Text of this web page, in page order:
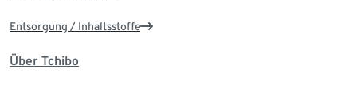
Entsorgung / Inhaltsstoffe
Über Tchibo